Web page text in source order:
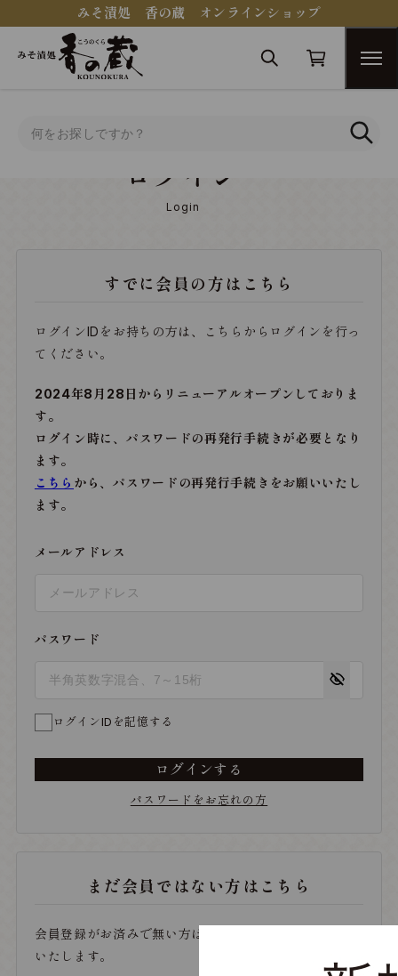
みそ漬処 香の蔵 オンラインショップ
ログイン
Login
すでに会員の方はこちら
ログインIDをお持ちの方は、こちらからログインを行っ
てください。
2024年8月28日からリニューアルオープンしておりま
す。
ログイン時に、パスワードの再発行手続きが必要となり
ます。
こちら から、パスワードの再発行手続きをお願いいたし
ます。
メールアドレス
パスワード
ログインIDを記憶する
ログインする
パスワードをお忘れの方
まだ会員ではない方はこちら
会員登録がお済みで無い方は、こちらから登録をお願い
いたします。